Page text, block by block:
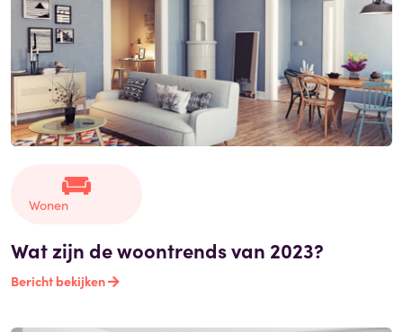
Wonen
Wat zijn de woontrends van 2023?
Bericht bekijken